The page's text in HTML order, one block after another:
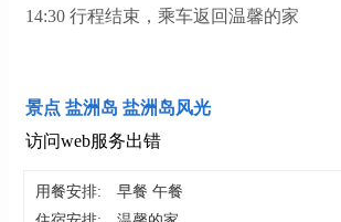
14:30 行程结束，乘车返回温馨的家
景点 盐洲岛 盐洲岛风光
访问web服务出错
用餐安排:
早餐 午餐